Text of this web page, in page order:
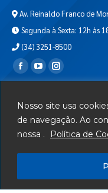
Nosso site usa
de navegação. Ao
nossa .
Política de
Av. Reinaldo Franco de
Segunda à Sexta: 12h às
(34) 3251-8500
Encontre-nos em:
Departamento de T.I.
Serviços
Mapa do Site